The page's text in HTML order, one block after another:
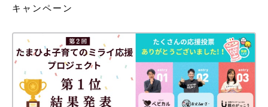
キャンペーン